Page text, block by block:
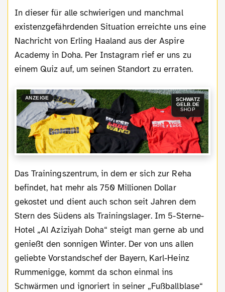
In dieser für alle schwierigen und manchmal
existenzgefährdenden Situation erreichte uns eine
Nachricht von Erling Haaland aus der Aspire
Academy in Doha. Per Instagram rief er uns zu
einem Quiz auf, um seinen Standort zu erraten.
ANZEIGE
SCHWATZ
GELB.DE
SHOP
Das Trainingszentrum, in dem er sich zur Reha
befindet, hat mehr als 750 Millionen Dollar
gekostet und dient auch schon seit Jahren dem
Stern des Südens als Trainingslager. Im 5-Sterne-
Hotel „Al Aziziyah Doha“ steigt man gerne ab und
genießt den sonnigen Winter. Der von uns allen
geliebte Vorstandschef der Bayern, Karl-Heinz
Rummenigge, kommt da schon einmal ins
Schwärmen und ignoriert in seiner „Fußballblase“